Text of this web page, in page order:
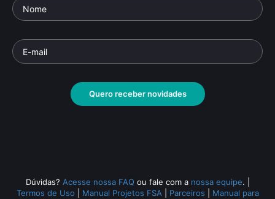
Sirângelo• 52 min •
Quero receber novidades
Dúvidas? Acesse nossa FAQ ou fale com a nossa equipe.
Termos de Uso
Manual Projetos FSA Parceiros Manual para